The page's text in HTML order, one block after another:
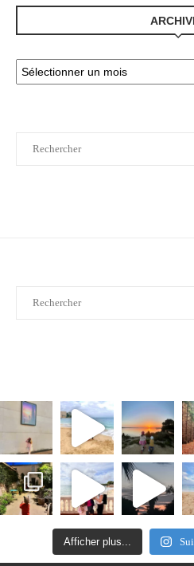
Afficher plus...